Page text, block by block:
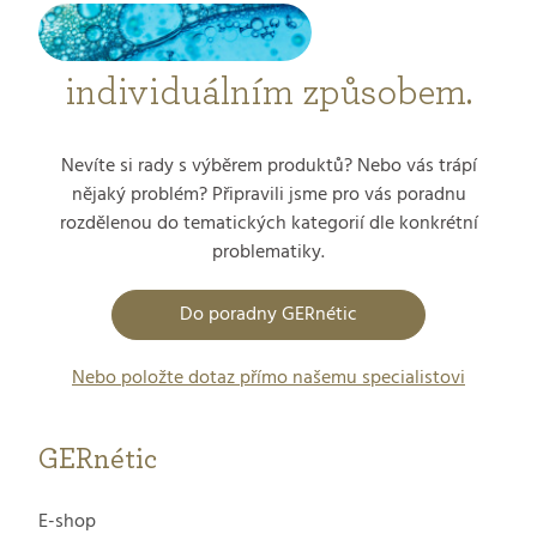
individuálním způsobem.
Nevíte si rady s výběrem produktů? Nebo vás trápí
nějaký problém? Připravili jsme pro vás poradnu
rozdělenou do tematických kategorií dle konkrétní
problematiky.
Do poradny GERnétic
Nebo položte dotaz přímo našemu specialistovi
GERnétic
E-shop